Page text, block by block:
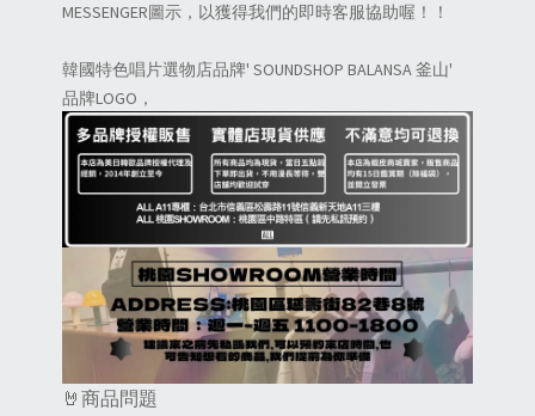
MESSENGER圖示，以獲得我們的即時客服協助喔！！
韓國特色唱片選物店品牌' SOUNDSHOP BALANSA 釜山'
品牌LOGO，
🤘商品問題